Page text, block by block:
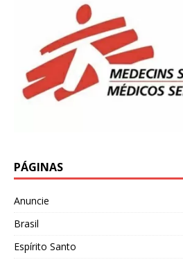
PÁGINAS
Anuncie
Brasil
Espírito Santo